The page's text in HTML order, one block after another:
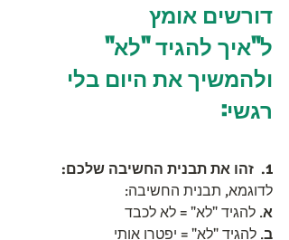
דורשים אומץ
ל"איך להגיד "לא"
ולהמשיך את היום בלי
רגשי:
1.
זהו את תבנית החשיבה שלכם:
לדוגמא, תבנית החשיבה:
א. להגיד "לא" = לא לכבד
ב. להגיד "לא" = יפטרו אותי